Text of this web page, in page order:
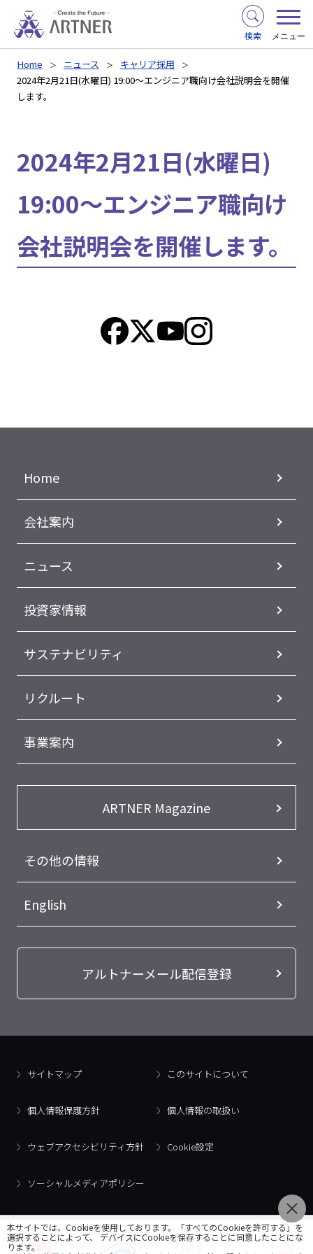
検索 メニュー
Home ニュース
キャリア採用
2024年2月21日(水曜日) 19:00～エンジニア職向け会社説明会を開催
します。
2024年2月21日(水曜日)
19:00～エンジニア職向け
会社説明会を開催します。
Home
会社案内
ニュース
投資家情報
サステナビリティ
リクルート
事業案内
ARTNER Magazine
その他の情報
English
アルトナーメール配信登録
サイトマップ このサイトについて
個人情報保護方針 個人情報の取扱い
ウェブアクセシビリティ方針 Cookie設定
ソーシャルメディアポリシー
本サイトでは、Cookieを使用しております。「すべてのCookieを許可する」を
選択することによって、 デバイスにCookieを保存することに同意したことにな
ります。